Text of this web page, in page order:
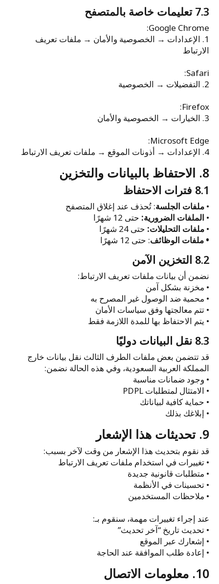
7.3 تعليمات خاصة بالمتصفح
Google Chrome:
1. الإعدادات → الخصوصية والأمان → ملفات تعريف
الارتباط
Safari:
2. التفضيلات → الخصوصية
Firefox:
3. الخيارات → الخصوصية والأمان
Microsoft Edge:
4. الإعدادات → أذونات الموقع → ملفات تعريف الارتباط
8. الاحتفاظ بالبيانات والتخزين
8.1 فترات الاحتفاظ
• ملفات الجلسة: تُحذف عند إغلاق المتصفح
• الملفات الضرورية: حتى 12 شهرًا
• ملفات التحليلات: حتى 24 شهرًا
• ملفات الوظائف: حتى 12 شهرًا
8.2 التخزين الآمن
نضمن أن بيانات ملفات تعريف الارتباط:
• مخزنة بشكل آمن
• محمية ضد الوصول غير المصرح به
• تتم معالجتها وفق سياسات الأمان
• يتم الاحتفاظ بها للمدة اللازمة فقط
8.3 نقل البيانات دوليًا
قد تتضمن بعض ملفات الطرف الثالث نقل بيانات خارج
المملكة العربية السعودية، وفي هذه الحالة نضمن:
• وجود ضمانات مناسبة
• الامتثال لمتطلبات PDPL
• حماية كافية لبياناتك
• إبلاغك بذلك
9. تحديثات هذا الإشعار
قد نقوم بتحديث هذا الإشعار من وقت لآخر بسبب:
• تغييرات في استخدام ملفات تعريف الارتباط
• متطلبات قانونية جديدة
• تحسينات في الأنظمة
• ملاحظات المستخدمين
عند إجراء تغييرات مهمة، سنقوم بـ:
• تحديث تاريخ “آخر تحديث”
• إشعارك عبر الموقع
• إعادة طلب الموافقة عند الحاجة
10. معلومات الاتصال